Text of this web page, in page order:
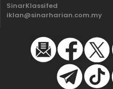
SinarKlassifed
iklan@sinarharian.com.my